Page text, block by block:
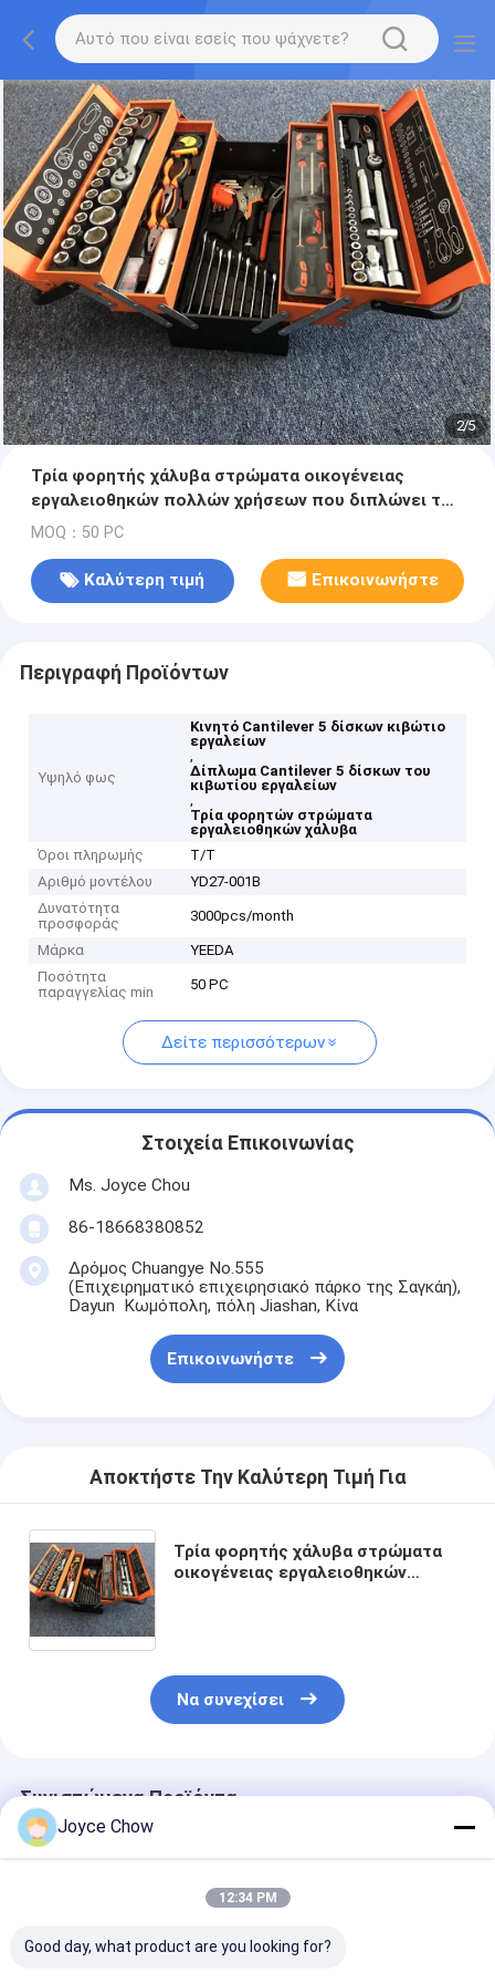
2/5
Τρία φορητής χάλυβα στρώματα οικογένειας
εργαλειοθηκών πολλών χρήσεων που διπλώνει το
αυτόματο κουτί εργαλείων επισκευής κιβωτίων
MOQ：50 PC
Καλύτερη τιμή Επικοινωνήστε
Περιγραφή Προϊόντων
Υψηλό φως
Κινητό Cantilever 5 δίσκων κιβώτιο
εργαλείων
,
Δίπλωμα Cantilever 5 δίσκων του
κιβωτίου εργαλείων
,
Τρία φορητών στρώματα
εργαλειοθηκών χάλυβα
Όροι πληρωμής
T/T
Αριθμό μοντέλου
YD27-001B
Δυνατότητα
προσφοράς
3000pcs/month
Μάρκα
YEEDA
Ποσότητα
παραγγελίας min
50 PC
Δείτε περισσότερων
Στοιχεία Επικοινωνίας
Ms. Joyce Chou
86-18668380852
Δρόμος Chuangye No.555
(Επιχειρηματικό επιχειρησιακό πάρκο της Σαγκάη),
Dayun Κωμόπολη, πόλη Jiashan, Κίνα
Επικοινωνήστε
Αποκτήστε Την Καλύτερη Τιμή Για
Τρία φορητής χάλυβα στρώματα
οικογένειας εργαλειοθηκών
Να συνεχίσει
Συνιστώμενα Προϊόντα
Joyce Chow
12:34 PM
Good day, what product are you looking for?